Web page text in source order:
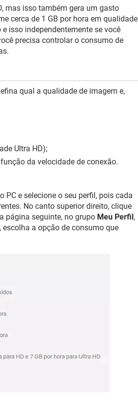
mas isso também gera um gasto
cerca de 1 GB por hora em qualidade
isso independentemente se você
precisa controlar o consumo de
qual a qualidade de imagem e,
Ultra HD);
da velocidade de conexão.
PC e selecione o seu perfil, pois cada
No canto superior direito, clique
página seguinte, no grupo Meu Perfil,
escolha a opção de consumo que